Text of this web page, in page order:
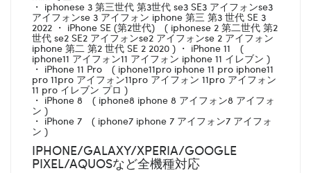
・ iphonese 3 第三世代 第3世代 se3 SE3 アイフォンse3
アイフォンse 3 アイフォン iphone 第三 第3 世代 SE 3
2022 ・ iPhone SE (第2世代) ( iphonese 2 第二世代 第2
世代 se2 SE2 アイフォンse2 アイフォンse 2 アイフォン
iphone 第二 第2 世代 SE 2 2020 ) ・ iPhone 11 (
iphone11 アイフォン11 アイフォン iphone 11 イレブン )
・ iPhone 11 Pro ( iphone11pro iphone 11 pro iphone11
pro 11pro アイフォン11pro アイフォン 11pro アイフォン
11 pro イレブン プロ )
・ iPhone 8 ( iphone8 iphone 8 アイフォン8 アイフォ
ン )
・ iPhone 7 ( iphone7 iphone 7 アイフォン7 アイフォ
ン )
IPHONE/GALAXY/XPERIA/GOOGLE
PIXEL/AQUOSなど全機種対応